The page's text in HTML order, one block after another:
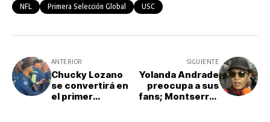
NFL
Primera Selección Global USC
ANTERIOR
Chucky Lozano
se convertirá en
el primer
SIGUIENTE
Yolanda Andrade
preocupa a sus
fans; Montserrat